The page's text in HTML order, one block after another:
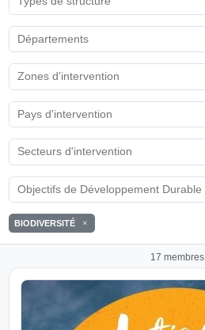
BIODIVERSITÉ
17 membres